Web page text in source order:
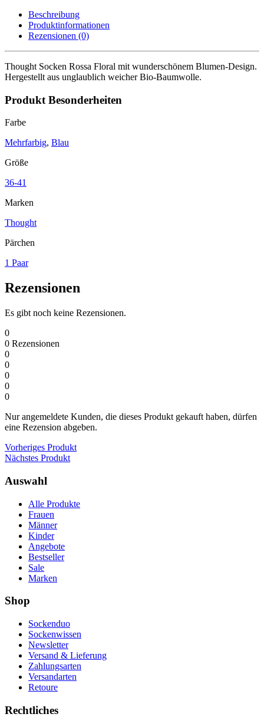
Design
Menge
Beschreibung
Produktinformationen
Rezensionen (0)
Thought Socken Rossa Floral mit wunderschönem Blumen-Design.
Hergestellt aus unglaublich weicher Bio-Baumwolle.
Produkt Besonderheiten
Farbe
Mehrfarbig, Blau
Größe
36-41
Marken
Thought
Pärchen
1 Paar
Rezensionen
Es gibt noch keine Rezensionen.
0
0 Rezensionen
0
0
0
0
0
Nur angemeldete Kunden, die dieses Produkt gekauft haben, dürfen
eine Rezension abgeben.
Vorheriges Produkt
Nächstes Produkt
Auswahl
Alle Produkte
Frauen
Männer
Kinder
Angebote
Bestseller
Sale
Marken
Shop
Sockenduo
Sockenwissen
Newsletter
Versand & Lieferung
Zahlungsarten
Versandarten
Retoure
Rechtliches